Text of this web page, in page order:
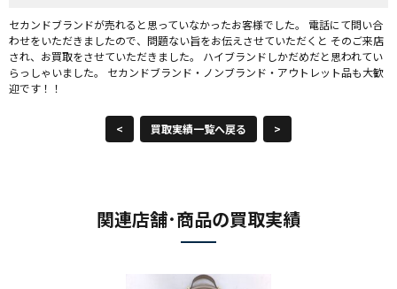
セカンドブランドが売れると思っていなかったお客様でした。 電話にて問い合
わせをいただきましたので、問題ない旨をお伝えさせていただくと そのご来店
され、お買取をさせていただきました。 ハイブランドしかだめだと思われてい
らっしゃいました。 セカンドブランド・ノンブランド・アウトレット品も大歓
迎です！！
< 買取実績一覧へ戻る >
関連店舗･商品の買取実績